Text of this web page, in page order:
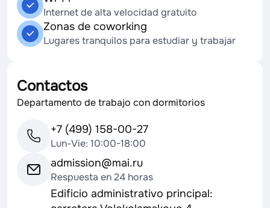
Internet de alta velocidad gratuito
Zonas de coworking
Lugares tranquilos para estudiar y trabajar
Contactos
Departamento de trabajo con dormitorios
+7 (499) 158-00-27
Lun-Vie: 10:00-18:00
admission@mai.ru
Respuesta en 24 horas
Edificio administrativo principal: